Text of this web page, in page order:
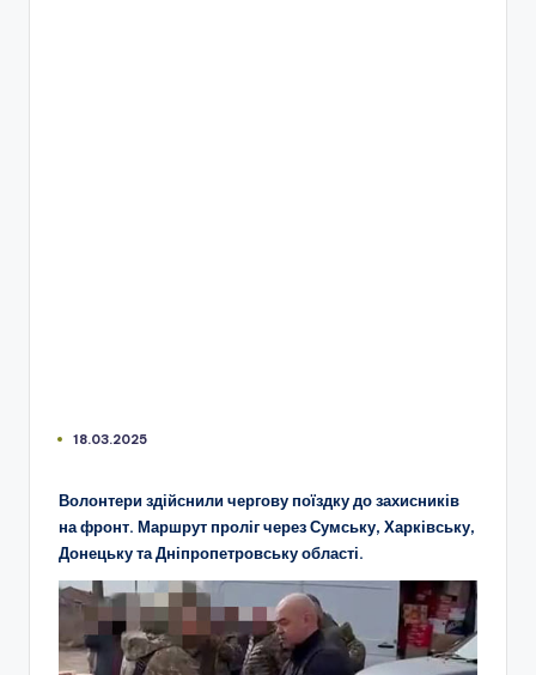
18.03.2025
Волонтери здійснили чергову поїздку до захисників
на фронт. Маршрут проліг через Сумську, Харківську,
Донецьку та Дніпропетровську області.